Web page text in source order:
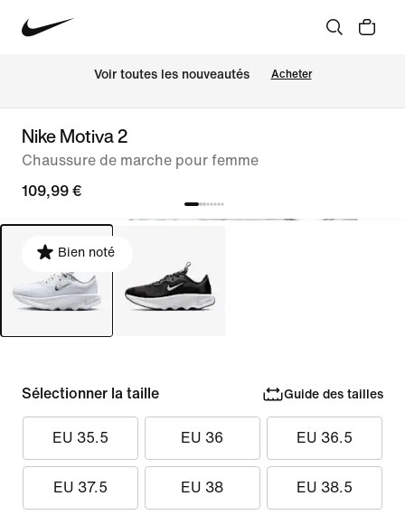
Voir toutes les nouveautés Acheter
Nike Motiva 2
Chaussure de marche pour femme
109,99 €
Bien noté
Sélectionner la taille Guide des tailles
EU 35.5 EU 36 EU 36.5
EU 37.5 EU 38 EU 38.5